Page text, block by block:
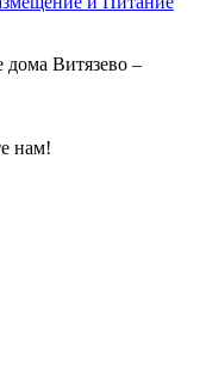
Витязево –
нам!